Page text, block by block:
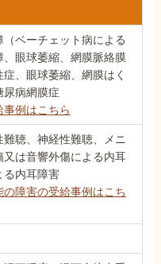
ベーチェット病による
、眼球萎縮、網膜脈絡膜
、眼球萎縮、網膜はく
尿病網膜症
事例はこちら
聴、神経性難聴、メニ
又は音響外傷による内耳
る内耳障害
の障害の受給事例はこち